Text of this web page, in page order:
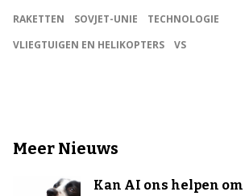
RAKETTEN
SOVJET-UNIE
TECHNOLOGIE
VLIEGTUIGEN EN HELIKOPTERS
VS
Meer Nieuws
Kan AI ons helpen